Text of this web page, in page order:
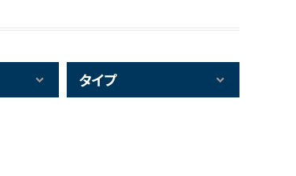
タイプ